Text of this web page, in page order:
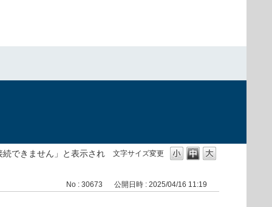
文字サイズ変更
続できません」と表示され
No : 30673 公開日時 : 2025/04/16 11:19